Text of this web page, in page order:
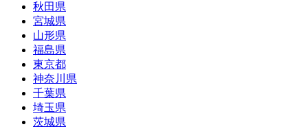
秋田県
宮城県
山形県
福島県
東京都
神奈川県
千葉県
埼玉県
茨城県